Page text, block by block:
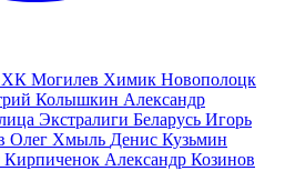
ХК Могилев Химик Новополоцк
Колышкин Александр
Экстралиги Беларусь Игорь
Олег Хмыль Денис Кузьмин
Кирпиченок Александр Козинов